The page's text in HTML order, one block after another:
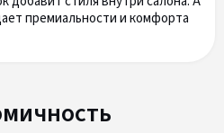
премиальности и комфорта